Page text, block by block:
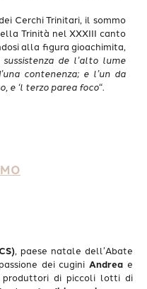
Cerchi Trinitari, il sommo
Trinità nel XXXIII canto
alla figura gioachimita,
de l’alto lume
contenenza; e l’un da
e ‘l terzo parea foco“.
, paese natale dell’Abate
dei cugini Andrea e
di piccoli lotti di